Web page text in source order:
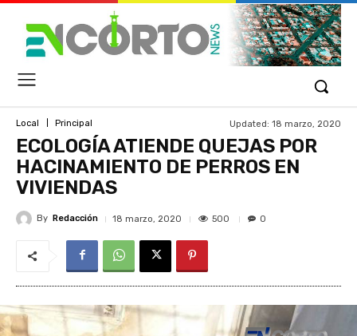
Local Principal Updated: 18 marzo, 2020
ECOLOGÍA ATIENDE QUEJAS POR
HACINAMIENTO DE PERROS EN
VIVIENDAS
By Redacción 18 marzo, 2020 500 0